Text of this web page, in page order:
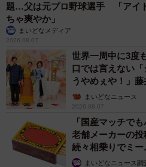
います。ＬＥＤに交換していて
から故障率も上がり、寿命末期
程度まで明るさが低下すると言
古い照明器具は発煙・発火の危
ごと交換することをお勧めしま
※ LED照明器具などの省エネ家
助金制度が利用できる場合も
や、パナソニックの補助金検索
認することが可能です。
題…父は元プロ野球選手 「アイ
ちゃ爽やか」
まいどなメディア
2026.08.07
世界一周中に3度
口では言えない
うやめぇや！」
ん】まいどなニュース
2026.08.07
「国産マッチで
老舗メーカーの
続々相乗りでミー
まいどなニュース調